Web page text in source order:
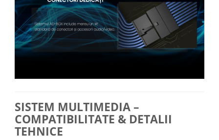
SISTEM MULTIMEDIA –
COMPATIBILITATE & DETALII
TEHNICE